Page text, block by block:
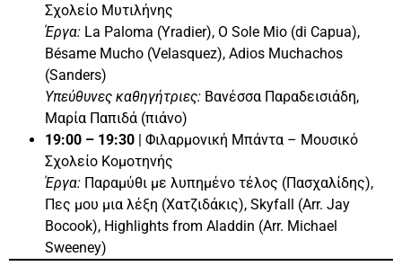
Σχολείο Μυτιλήνης
Έργα: La Paloma (Yradier), O Sole Mio (di Capua),
Bésame Mucho (Velasquez), Adios Muchachos
(Sanders)
Υπεύθυνες καθηγήτριες: Βανέσσα Παραδεισιάδη,
Μαρία Παπιδά (πιάνο)
19:00 – 19:30 | Φιλαρμονική Μπάντα – Μουσικό
Σχολείο Κομοτηνής
Έργα: Παραμύθι με λυπημένο τέλος (Πασχαλίδης),
Πες μου μια λέξη (Χατζιδάκις), Skyfall (Arr. Jay
Bocook), Highlights from Aladdin (Arr. Michael
Sweeney)